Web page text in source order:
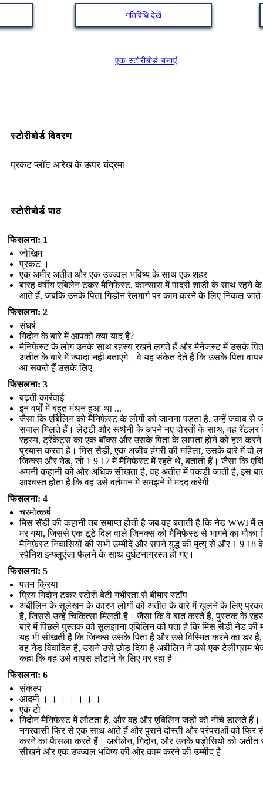
गतिविधि देखें
एक स्टोरीबोर्ड बनाएं
स्टोरीबोर्ड विवरण
प्रकट प्लॉट आरेख के ऊपर चंद्रमा
स्टोरीबोर्ड पाठ
फिसलना: 1
जोखिम
प्रकट ।
एक अमीर अतीत और एक उज्ज्वल भविष्य के साथ एक शहर
बारह वर्षीय एबिलेन टकर मैनिफेस्ट, कान्सास में पादरी शाडी के साथ रहने
आते हैं, जबकि उनके पिता गिडोन रेलमार्ग पर काम करने के लिए निकल
फिसलना: 2
संघर्ष
गिदोन के बारे में आपको क्या याद है?
मैनिफेस्ट के लोग उनके साथ रहस्य रखने लगते हैं और मैनेजस्ट में उसके
अतीत के बारे में ज्यादा नहीं बताएंगे। वे यह संकेत देते हैं कि उसके पिता
आ सकते हैं उसके लिए
फिसलना: 3
बढ़ती कार्रवाई
इन वर्षों में बहुत मंथन हुआ था ...
जैसा कि एबिलिन को मैनिफेस्ट के लोगों को जानना पड़ता है, उन्हें जवाब से
सवाल मिलते हैं। लेट्टी और रूथैनी के अपने नए दोस्तों के साथ, वह रॅटलर
रहस्य, ट्रेंकेट्स का एक बॉक्स और उसके पिता के लापता होने को हल करने
प्रयास करता है। मिस सैडी, एक अजीब हंगरी की महिला, उसके बारे में दो
जिन्क्स और नेड, जो 1 9 17 में मैनिफेस्ट में रहते थे, बताती हैं। जैसा कि
अपनी कहानी को और अधिक सीखता है, वह अतीत में पकड़ी जाती है, इस
आश्वस्त होता है कि वह उसे वर्तमान में समझने में मदद करेगी ।
फिसलना: 4
चरमोत्कर्ष
मिस सॅडी की कहानी तब समाप्त होती है जब वह बताती है कि नेड WWI में
मर गया, जिससे एक टूटे दिल वाले जिनक्स को मैनिफेस्ट से भागने का मौका
मैनिफ़ेस्ट निवासियों की सभी उम्मीदें और सपने युद्ध की मृत्यु से और 1 9 18
स्पैनिश इन्फ्लुएंजा फैलने के साथ दुर्घटनाग्रस्त हो गए।
फिसलना: 5
पतन क्रिया
प्रिय गिदोन टकर स्टोरी बेटी गंभीरता से बीमार स्टॉप
अबीलिन के सुलेखन के कारण लोगों को अतीत के बारे में खुलने के लिए प्रकट
है, जिससे उन्हें चिकित्सा मिलती है। जैसा कि वे बात करते हैं, पुस्तक के
बारे में पिछले पुस्तक को सुलझाना एबिलिन को पता है कि मिस सैडी नेड की
यह भी सीखती है कि जिन्क्स उसके पिता हैं और उसे विस्मित करने का डर
वह नेड विवादित है, उसने उसे छोड़ दिया है अबीलिन ने उसे एक टेलीग्राम
कहा कि वह उसे वापस लौटाने के लिए मर रहा है।
फिसलना: 6
संकल्प
आदमी । । । । । । ।
एक टो
गिदोन मैनिफेस्ट में लौटता है, और वह और एबिलिन जड़ों को नीचे डालते हैं।
नगरवासी फिर से एक साथ आते हैं और पुराने दोस्ती और परंपराओं को फिर
करने का फैसला करते हैं। अबीलेन, गिदोन, और उनके पड़ोसियों को अतीत
सीखने और एक उज्ज्वल भविष्य की ओर काम करने की उम्मीद है